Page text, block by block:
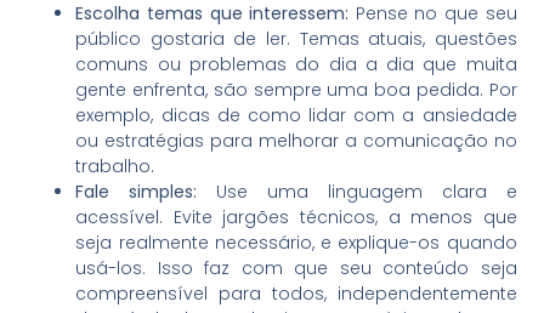
Escolha temas que interessem: Pense no que seu
público gostaria de ler. Temas atuais, questões
comuns ou problemas do dia a dia que muita
gente enfrenta, são sempre uma boa pedida. Por
exemplo, dicas de como lidar com a ansiedade
ou estratégias para melhorar a comunicação no
trabalho.
Fale simples: Use uma linguagem clara e
acessível. Evite jargões técnicos, a menos que
seja realmente necessário, e explique-os quando
usá-los. Isso faz com que seu conteúdo seja
compreensível para todos, independentemente